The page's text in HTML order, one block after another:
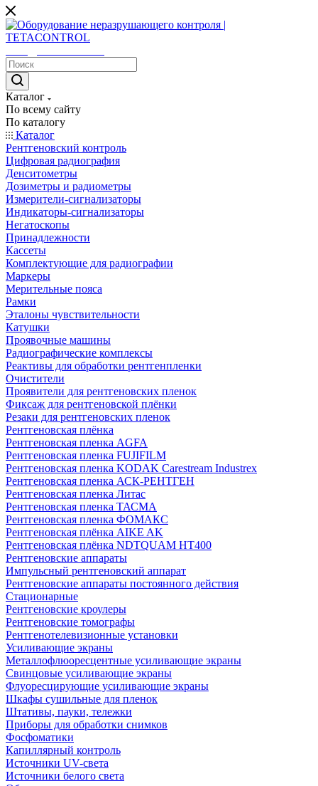
Каталог
По всему сайту
По каталогу
Каталог
Рентгеновский контроль
Цифровая радиография
Денситометры
Дозиметры и радиометры
Измерители-сигнализаторы
Индикаторы-сигнализаторы
Негатоскопы
Принадлежности
Кассеты
Комплектующие для радиографии
Маркеры
Мерительные пояса
Рамки
Эталоны чувствительности
Катушки
Проявочные машины
Радиографические комплексы
Реактивы для обработки рентгенпленки
Очистители
Проявители для рентгеновских пленок
Фиксаж для рентгеновской плёнки
Резаки для рентгеновских пленок
Рентгеновская плёнка
Рентгеновская пленка AGFA
Рентгеновская пленка FUJIFILM
Рентгеновская пленка KODAK Carestream Industrex
Рентгеновская пленка АСК-РЕНТГЕН
Рентгеновская пленка Литас
Рентгеновская пленка ТАСМА
Рентгеновская пленка ФОМАКС
Рентгеновская плёнка AIKE AK
Рентгеновская плёнка NDTQUAM HT400
Рентгеновские аппараты
Импульсный рентгеновский аппарат
Рентгеновские аппараты постоянного действия
Стационарные
Рентгеновские кроулеры
Рентгеновские томографы
Рентгенотелевизионные установки
Усиливающие экраны
Металлофлюоресцентные усиливающие экраны
Свинцовые усиливающие экраны
Флуоресцирующие усиливающие экраны
Шкафы сушильные для пленок
Штативы, пауки, тележки
Приборы для обработки снимков
Фосфоматики
Капиллярный контроль
Источники UV-света
Источники белого света